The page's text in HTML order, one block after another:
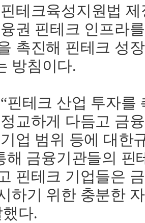
핀테크육성지원법 제
권 핀테크 인프라를
촉진해 핀테크 성
방침이다.
“핀테크 산업 투자를
정교하게 다듬고 금
기업 범위 등에 대한
해 금융기관들의 핀
핀테크 기업들은
하기 위한 충분한
했다.